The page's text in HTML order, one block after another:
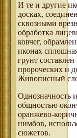
И те и другие
досках,
сквозными
обработка
ковчег,
иконах
грунт
пророческих и
Живописный
Однозначность
общностью
оранжево-
нимбов,
сюжетов.